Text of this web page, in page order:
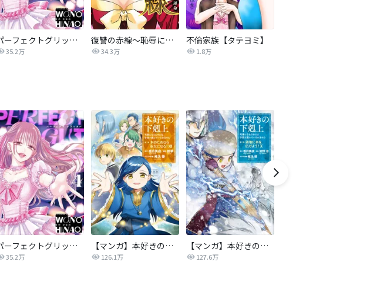
パーフェクトグリッター
35.2万
復讐の赤線～恥辱にまみれた少女の運命～【タテヨミ】
34.3万
不倫家族【タテヨミ】
1.8万
パーフェクトグリッター
35.2万
【マンガ】本好きの下剋上 第二部
126.1万
【マンガ】本好きの下剋上 第三部
127.6万